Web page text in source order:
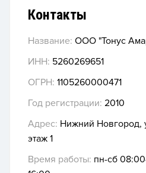
Контакты
Название: ООО "Тонус
ИНН: 5260269651
ОГРН: 1105260000471
Год регистрации: 2010
Адрес: Нижний Новгород,
этаж 1
Время работы: пн-сб